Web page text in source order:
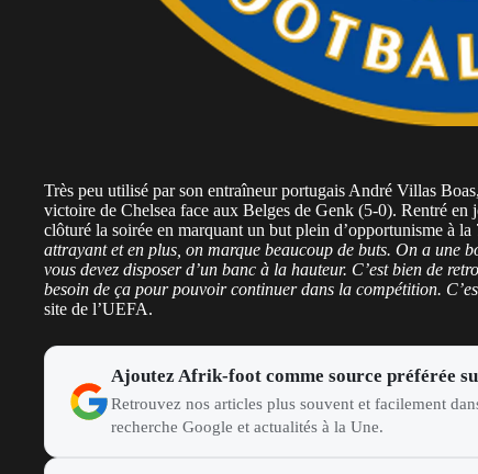
Très peu utilisé par son entraîneur portugais André Villas
victoire de Chelsea face aux Belges de Genk (5-0). Rentré
clôturé la soirée en marquant un but plein d’opportunisme à la
attrayant et en plus, on marque beaucoup de buts. On a une
vous devez disposer d’un banc à la hauteur. C’est bien de
besoin de ça pour pouvoir continuer dans la compétition.
site de l’UEFA.
Ajoutez Afrik-foot comme source préférée
Retrouvez nos articles plus souvent et facilement
recherche Google et actualités à la Une.